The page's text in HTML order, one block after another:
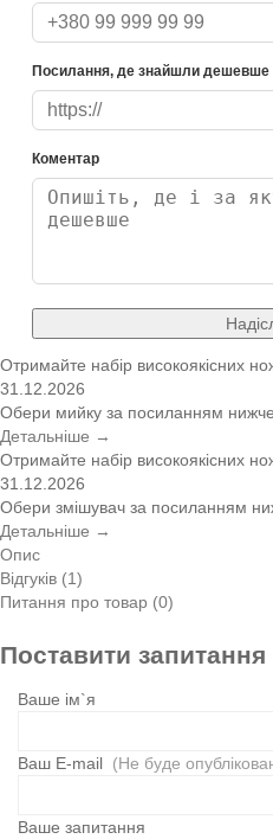
Посилання, де знайшли дешевше
Коментар
Отримайте набір високоякісних
31.12.2026
Обери мийку за посиланням нижче
Детальніше →
Отримайте набір високоякісних
31.12.2026
Обери змішувач за посиланням
Детальніше →
Опис
Відгуків (1)
Питання про товар (0)
Поставити
Ваше ім`я
Ваш E-mail (Не буде
Ваше запитання